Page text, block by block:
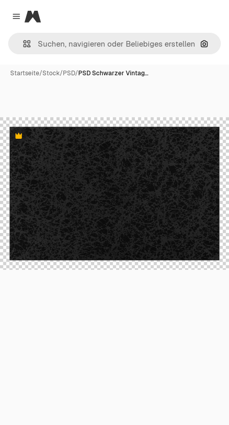
Close menu
Magnific
Nach
Startseite/Stock/PSD/PSD Schwarzer Vintag…
Premium